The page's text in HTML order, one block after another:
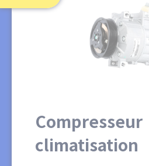
Compresseur
climatisation